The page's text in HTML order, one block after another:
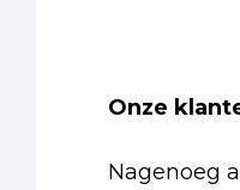
Onze
Nagenoeg